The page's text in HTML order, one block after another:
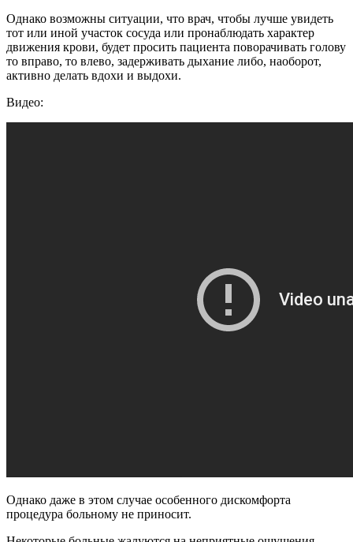
Однако возможны ситуации, что врач, чтобы лучше увидеть
тот или иной участок сосуда или пронаблюдать характер
движения крови, будет просить пациента поворачивать голову
то вправо, то влево, задерживать дыхание либо, наоборот,
активно делать вдохи и выдохи.
Видео:
Однако даже в этом случае особенного дискомфорта
процедура больному не приносит.